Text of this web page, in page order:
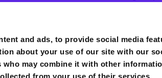
and ads, to provide social media
about your use of our site with our
may combine it with other
コラム